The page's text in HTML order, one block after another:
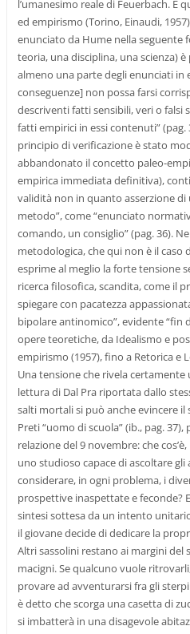
l’umanesimo reale di Feuerbach. E
ed empirismo (Torino, Einaudi,
enunciato da Hume nella seguente
teoria, una disciplina, una scienza)
almeno una parte degli enunciati in
conseguenze] non possa farsi
descriventi fatti sensibili, veri o falsi
fatti empirici in essi contenuti”
principio di verificazione è stato
abbandonato il concetto paleo-
empirica immediata definitiva),
validità non in quanto asserzione di
metodo”, come “enunciato
comando, un consiglio” (pag. 36).
metodologica, che qui non è il caso
esprime al meglio la forte tensione
ricerca filosofica, scandita, come il
spiegare con pacatezza
bipolare antinomico”, evidente “fin
opere teoretiche, da Idealismo e
empirismo (1957), fino a Retorica e
Una tensione che rivela
lettura di Dal Pra riportata dallo
salti mortali si può anche evincere il
Preti “uomo di scuola” (ib., pag.
relazione del 9 novembre: che
uno studioso capace di ascoltare
considerare, in ogni problema, i
prospettive inaspettate e feconde?
sintesi sottesa da un intento
il giovane decide di dedicare la
Altri sassolini restano ai margini del
macigni. Se qualcuno vuole
provare ad avventurarsi fra gli
è detto che scorga una casetta di
si imbatterà in una disagevole